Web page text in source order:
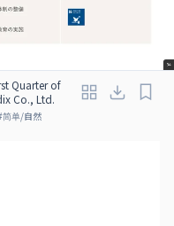
Quarter of
Co., Ltd.
简单/自然